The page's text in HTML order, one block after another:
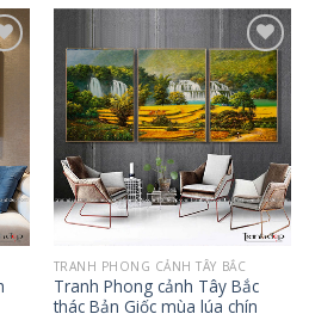
Add to
Wishlist
TRANH PHONG CẢNH TÂY BẮC
Tranh Phong cảnh Tây Bắc
thác Bản Giốc mùa lúa chín